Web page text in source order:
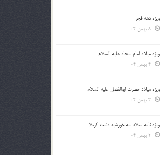
ویژه دهه فجر
ویژه میلاد امام سجاد علیه السلام
ویژه میلاد حضرت ابوالفضل علیه السلام
ویژه نامه میلاد سه خورشید دشت کربلا